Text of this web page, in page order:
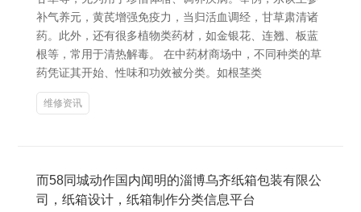
补气养元，黄芪增强免疫力，当归活血调经，甘草肃清诸
药。此外，还有很多植物类药材，如金银花、连翘、板蓝
根等，常用于清热解毒。 在中药材商场中，不同种类的草
药凭证其开始、性味和功效被分类。如根茎类
维修资讯
而58同城动作国内闻明的淄博乌齐纸箱包装有限公
司，纸箱设计，纸箱制作分类信息平台